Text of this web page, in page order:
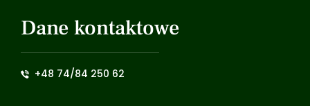
Dane kontaktowe
+48 74/84 250 62